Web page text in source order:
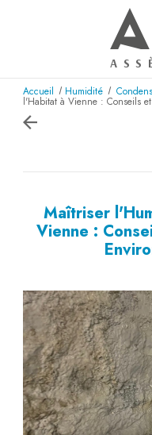
Accueil Humidité
l'Habitat à Vienne : Conseils
Maîtriser
Vienne :
Panneau de gestion des